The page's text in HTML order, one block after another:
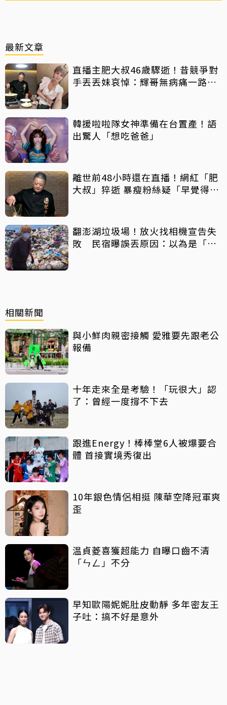
最新文章
直播主肥大叔46歲驟逝！昔競爭對
手丟丟妹哀悼：輝哥無病痛一路好
韓援啦啦隊女神準備在台置產！語
出驚人「想吃爸爸」
離世前48小時還在直播！網紅「肥
大叔」猝逝 暴瘦粉絲疑「早覺得不
翻澎湖垃圾場！放火找相機宣告失
敗 民宿曝誤丟原因：以為是「按
相關新聞
與小鮮肉親密接觸 愛雅要先跟老公
報備
十年走來全是考驗！「玩很大」認
了：曾經一度撐不下去
跟進Energy！棒棒堂6人被爆要合
體 首接實境秀復出
10年銀色情侶相挺 陳華空降冠軍爽
歪
温貞菱喜獲超能力 自曝口齒不清
「ㄣㄥ」不分
早知歐陽妮妮肚皮動靜 多年密友王
子吐：搞不好是意外